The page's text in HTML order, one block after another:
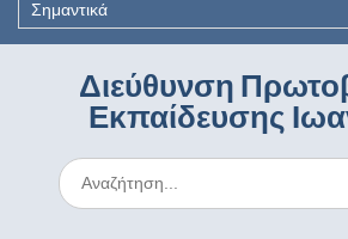
Σημαντικά
Διεύθυνση
Εκπαίδευσης
Search
for: